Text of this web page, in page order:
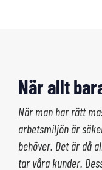
När allt
När man har rätt
arbetsmiljön är
behöver. Det är då
tar våra kunder.